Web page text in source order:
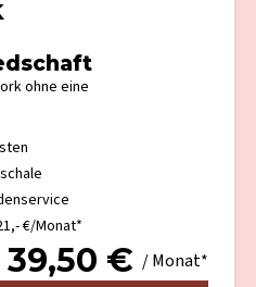
ohne eine
€/Monat*
39,50 € / Monat*